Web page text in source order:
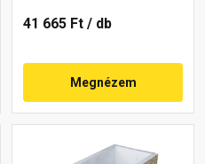
41 665 Ft / db
Megnézem